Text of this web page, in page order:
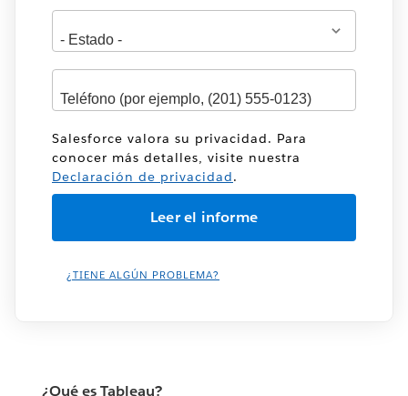
Salesforce valora su privacidad. Para
conocer más detalles, visite nuestra
Declaración de privacidad.
¿TIENE ALGÚN PROBLEMA?
¿Qué es Tableau?